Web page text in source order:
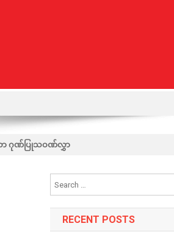
ော ဂုဏ်ပြုသဝဏ်လွှာ
RECENT POSTS